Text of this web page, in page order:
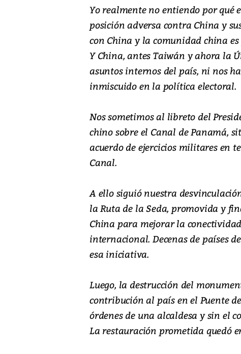
Yo realmente no entiendo por qué
posición adversa contra China y
con China y la comunidad china
Y China, antes Taiwán y ahora la
asuntos internos del país, ni nos
inmiscuido en la política electoral.
Nos sometimos al libreto del
chino sobre el Canal de Panamá,
acuerdo de ejercicios militares en
Canal.
A ello siguió nuestra
la Ruta de la Seda, promovida y
China para mejorar la
internacional. Decenas de países
esa iniciativa.
Luego, la destrucción del
contribución al país en el Puente
órdenes de una alcaldesa y sin el
La restauración prometida quedó